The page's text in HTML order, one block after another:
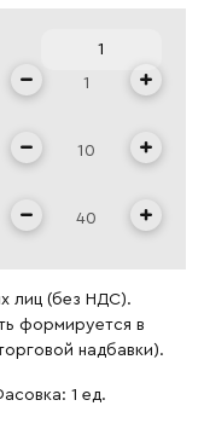
лиц (без НДС).
формируется в
надбавки).
1 ед.